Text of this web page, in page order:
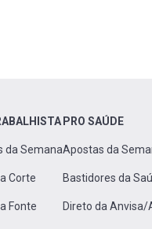
da Semana
Corte
Fonte
PRO SAÚDE
Apostas da
Bastidores da
Direto da Anvisa/